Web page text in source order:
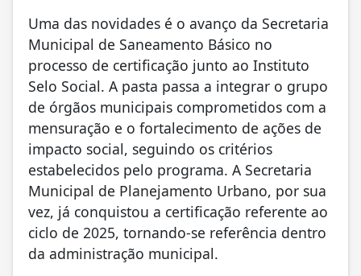
Uma das novidades é o avanço da Secretaria
Municipal de Saneamento Básico no
processo de certificação junto ao Instituto
Selo Social. A pasta passa a integrar o grupo
de órgãos municipais comprometidos com a
mensuração e o fortalecimento de ações de
impacto social, seguindo os critérios
estabelecidos pelo programa. A Secretaria
Municipal de Planejamento Urbano, por sua
vez, já conquistou a certificação referente ao
ciclo de 2025, tornando-se referência dentro
da administração municipal.